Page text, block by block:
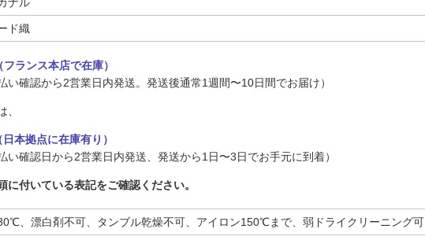
ド織
ランス本店で在庫）
い確認から2営業日内発送。発送後通常1週間〜10日間でお届け）
、
本拠点に在庫有り）
い確認日から2営業日内発送、発送から1日〜3日でお手元に到着）
に付いている表記をご確認ください。
、漂白剤不可、タンブル乾燥不可、アイロン150℃まで、弱ドライクリーニング可